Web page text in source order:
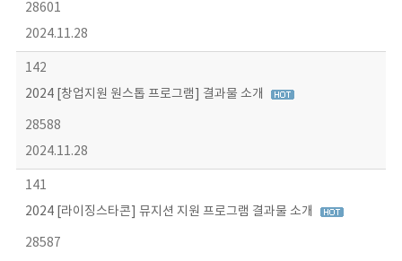
28601
2024.11.28
142
2024 [창업지원 원스톱 프로그램] 결과물 소개
28588
2024.11.28
141
2024 [라이징스타콘] 뮤지션 지원 프로그램 결과물 소개
28587